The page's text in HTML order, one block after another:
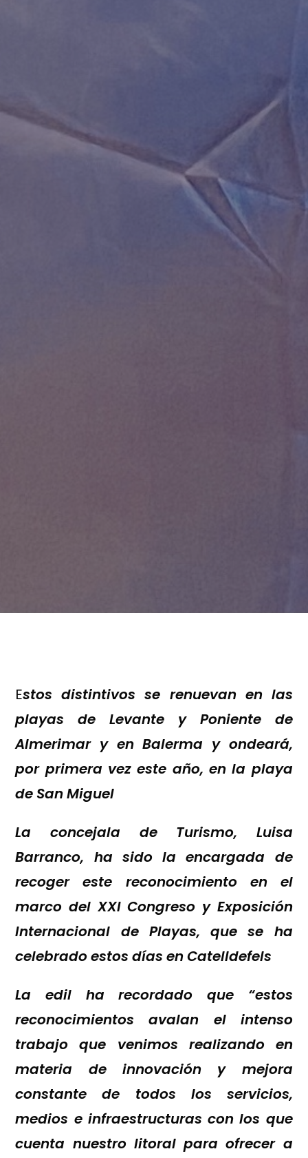
Estos distintivos se renuevan en las
playas de Levante y Poniente de
Almerimar y en Balerma y ondeará,
por primera vez este año, en la playa
de San Miguel
La concejala de Turismo, Luisa
Barranco, ha sido la encargada de
recoger este reconocimiento en el
marco del XXI Congreso y Exposición
Internacional de Playas, que se ha
celebrado estos días en Catelldefels
La edil ha recordado que “estos
reconocimientos avalan el intenso
trabajo que venimos realizando en
materia de innovación y mejora
constante de todos los servicios,
medios e infraestructuras con los que
cuenta nuestro litoral para ofrecer a